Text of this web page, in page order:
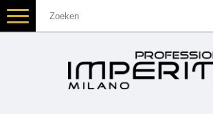
Toggle
navigation